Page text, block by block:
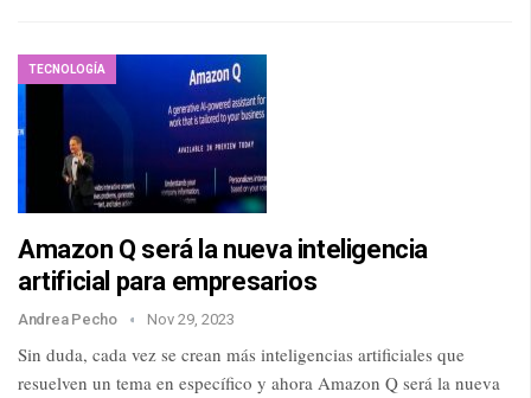
TECNOLOGÍA
Amazon Q será la nueva inteligencia
artificial para empresarios
Andrea Pecho Nov 29, 2023
Sin duda, cada vez se crean más inteligencias artificiales que
resuelven un tema en específico y ahora Amazon Q será la nueva